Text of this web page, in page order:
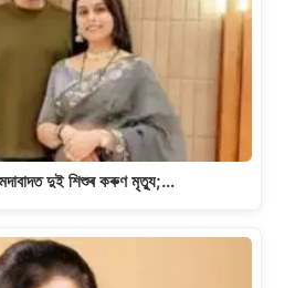
দুই শিশুৰ কৰুণ মৃত্যু;…